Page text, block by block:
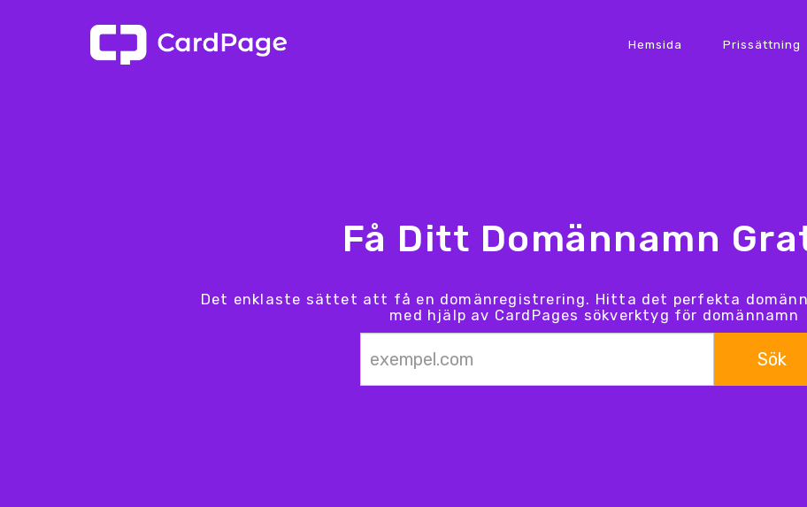
Hemsida Prissättning
Få Ditt Domännamn
Det enklaste sättet att få en domänregistrering. Hitta det perfekta
med hjälp av CardPages sökverktyg för domännamn
Sök